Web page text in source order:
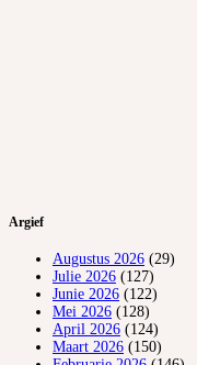
Argief
Augustus 2026 (29)
Julie 2026 (127)
Junie 2026 (122)
Mei 2026 (128)
April 2026 (124)
Maart 2026 (150)